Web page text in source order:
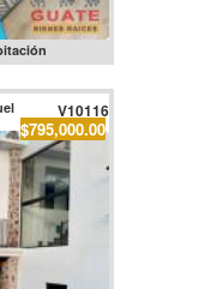
V10116
$795,000.00